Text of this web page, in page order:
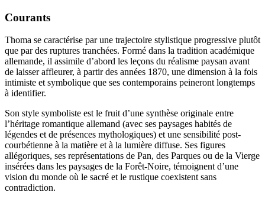
Courants
Thoma se caractérise par une trajectoire stylistique progressive plutôt
que par des ruptures tranchées. Formé dans la tradition académique
allemande, il assimile d’abord les leçons du réalisme paysan avant
de laisser affleurer, à partir des années 1870, une dimension à la fois
intimiste et symbolique que ses contemporains peineront longtemps
à identifier.
Son style symboliste est le fruit d’une synthèse originale entre
l’héritage romantique allemand (avec ses paysages habités de
légendes et de présences mythologiques) et une sensibilité post-
courbétienne à la matière et à la lumière diffuse. Ses figures
allégoriques, ses représentations de Pan, des Parques ou de la Vierge
insérées dans les paysages de la Forêt-Noire, témoignent d’une
vision du monde où le sacré et le rustique coexistent sans
contradiction.